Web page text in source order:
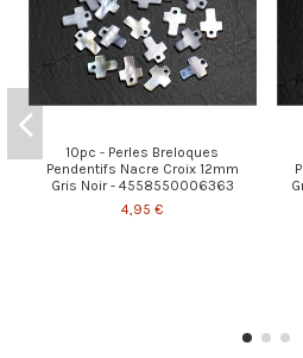
10pc - Perles Breloques
Pendentifs Nacre Croix 12mm
Gris Noir - 4558550006363
4,95 €